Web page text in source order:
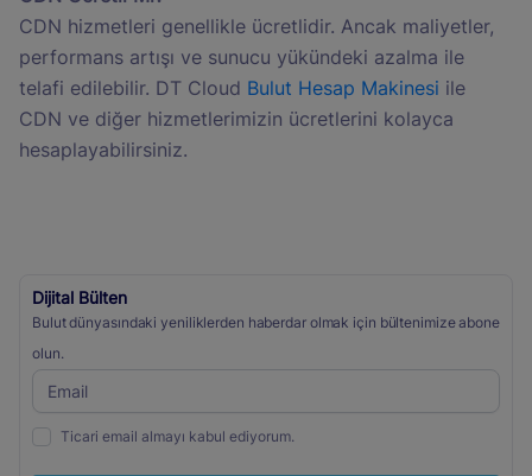
CDN hizmetleri genellikle ücretlidir. Ancak maliyetler,
performans artışı ve sunucu yükündeki azalma ile
telafi edilebilir. DT Cloud Bulut Hesap Makinesi ile
CDN ve diğer hizmetlerimizin ücretlerini kolayca
hesaplayabilirsiniz.
Dijital Bülten
Bulut dünyasındaki yeniliklerden haberdar olmak için bültenimize abone
olun.
Ticari email almayı kabul ediyorum.